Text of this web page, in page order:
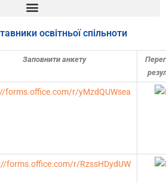
освітньої спільноти
Заповнити анкету
forms.office.com/r/yMzdQUWsea
forms.office.com/r/RzssHDydUW